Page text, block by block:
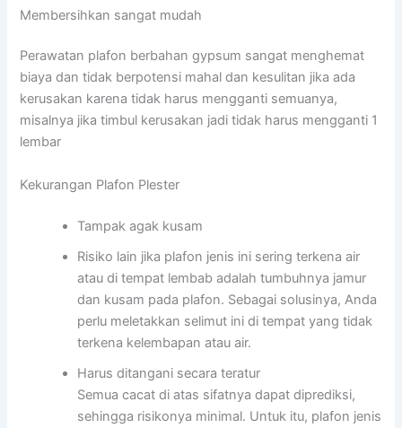
Membersihkan sangat mudah
Perawatan plafon berbahan gypsum sangat menghemat
biaya dan tidak berpotensi mahal dan kesulitan jika ada
kerusakan karena tidak harus mengganti semuanya,
misalnya jika timbul kerusakan jadi tidak harus mengganti 1
lembar
Kekurangan Plafon Plester
Tampak agak kusam
Risiko lain jika plafon jenis ini sering terkena air
atau di tempat lembab adalah tumbuhnya jamur
dan kusam pada plafon. Sebagai solusinya, Anda
perlu meletakkan selimut ini di tempat yang tidak
terkena kelembapan atau air.
Harus ditangani secara teratur
Semua cacat di atas sifatnya dapat diprediksi,
sehingga risikonya minimal. Untuk itu, plafon jenis